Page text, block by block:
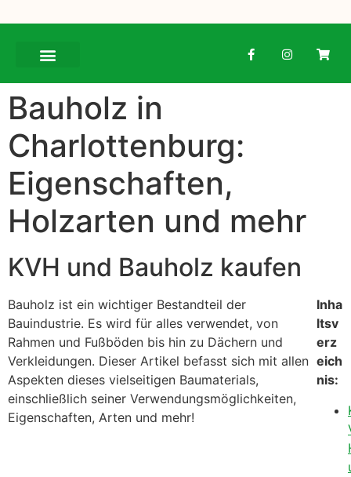
Bauholz in
Charlottenburg:
Eigenschaften,
Holzarten und mehr
KVH und Bauholz kaufen
Bauholz ist ein wichtiger Bestandteil der
Bauindustrie. Es wird für alles verwendet, von
Rahmen und Fußböden bis hin zu Dächern und
Verkleidungen. Dieser Artikel befasst sich mit allen
Aspekten dieses vielseitigen Baumaterials,
einschließlich seiner Verwendungsmöglichkeiten,
Eigenschaften, Arten und mehr!
Inha
ltsv
erz
eich
nis: